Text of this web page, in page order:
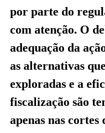
por parte do
com atenção. O
adequação da
as alternativas
exploradas e a
fiscalização são
apenas nas cortes